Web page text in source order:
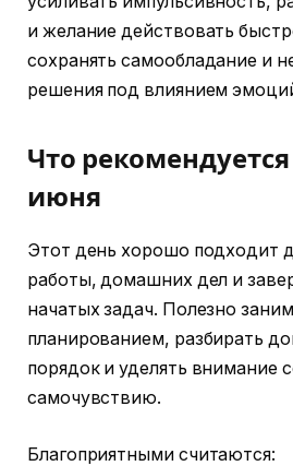
и желание действовать
сохранять самообладание и
решения под влиянием
Что рекомендуется
июня
Этот день хорошо подходит
работы, домашних дел и
начатых задач. Полезно
планированием, разбирать
порядок и уделять внимание
самочувствию.
Благоприятными считаются: